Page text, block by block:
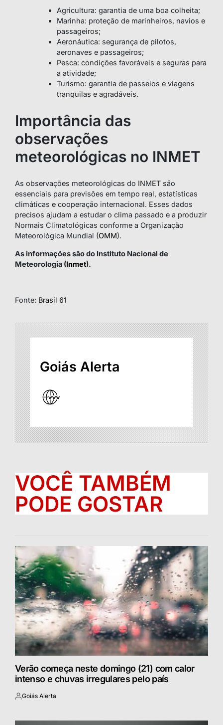
Agricultura: garantia de uma boa colheita;
Marinha: proteção de marinheiros, navios e
passageiros;
Aeronáutica: segurança de pilotos,
aeronaves e passageiros;
Pesca: condições favoráveis e seguras para
a atividade;
Turismo: garantia de passeios e viagens
tranquilas e agradáveis.
Importância das
observações
meteorológicas no INMET
As observações meteorológicas do INMET são
essenciais para previsões em tempo real, estatísticas
climáticas e cooperação internacional. Esses dados
precisos ajudam a estudar o clima passado e a produzir
Normais Climatológicas conforme a Organização
Meteorológica Mundial (OMM).
As informações são do Instituto Nacional de
Meteorologia (Inmet).
Fonte: Brasil 61
Goiás Alerta
VOCÊ TAMBÉM
PODE GOSTAR
Verão começa neste domingo (21) com calor
intenso e chuvas irregulares pelo país
Postado
Goiás Alerta